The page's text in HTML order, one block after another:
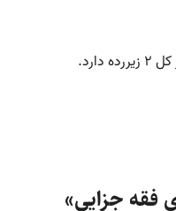
فقه جزایی»